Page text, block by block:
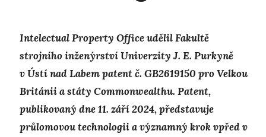
Intelectual Property Office udělil Fakultě
strojního inženýrství Univerzity J. E. Purkyně
v Ústí nad Labem patent č. GB2619150 pro Velkou
Británii a státy Commonwealthu. Patent,
publikovaný dne 11. září 2024, představuje
průlomovou technologii a významný krok vpřed v